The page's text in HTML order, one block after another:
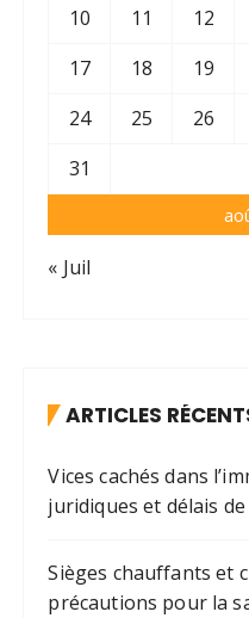
10
11 12
17
18 19
24
25 26
31
« Juil
ARTICLES
Vices cachés dans
juridiques et délais
Sièges chauffants et
précautions pour la